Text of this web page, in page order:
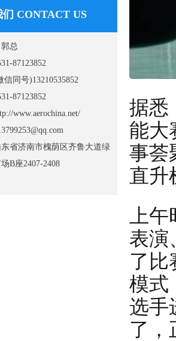
们 CONTACT US
总
87123852
信同号)13210535852
87123852
www.aerochina.net/
省济南市槐荫区齐鲁大道绿
B座2407-2408
据悉
能大
事荟
直升
上
表演
了比
模式
选手
了，